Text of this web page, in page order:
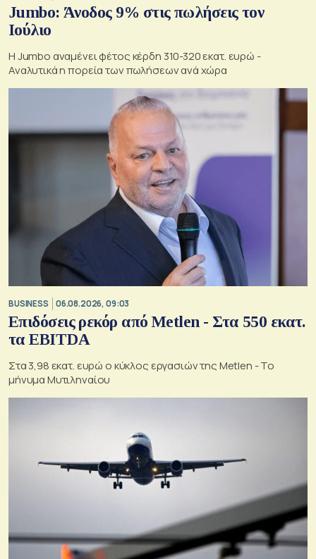
Jumbo: Άνοδος 9% στις πωλήσεις τον
Ιούλιο
Η Jumbo αναμένει φέτος κέρδη 310-320 εκατ. ευρώ -
Αναλυτικά η πορεία των πωλήσεων ανά χώρα
BUSINESS 06.08.2026, 09:03
Επιδόσεις ρεκόρ από Metlen - Στα 550 εκατ.
τα EBITDA
Στα 3,98 εκατ. ευρώ ο κύκλος εργασιών της Metlen - Το
μήνυμα Μυτιληναίου